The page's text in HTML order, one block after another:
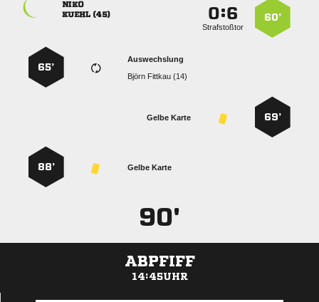
60’
:
Strafstoßtor

 
Auswechslung
  
65’
69’
Gelbe Karte
Gelbe Karte
88’
90'
ABPFIFF
14:45UHR
ANZEIGE